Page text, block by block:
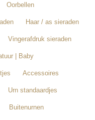
Oorbellen
Haar / as sieraden
Vingerafdruk sieraden
| Baby
Accessoires
Urn standaardjes
Buitenurnen